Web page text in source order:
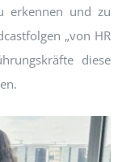
erkennen und zu
„von HR
diese